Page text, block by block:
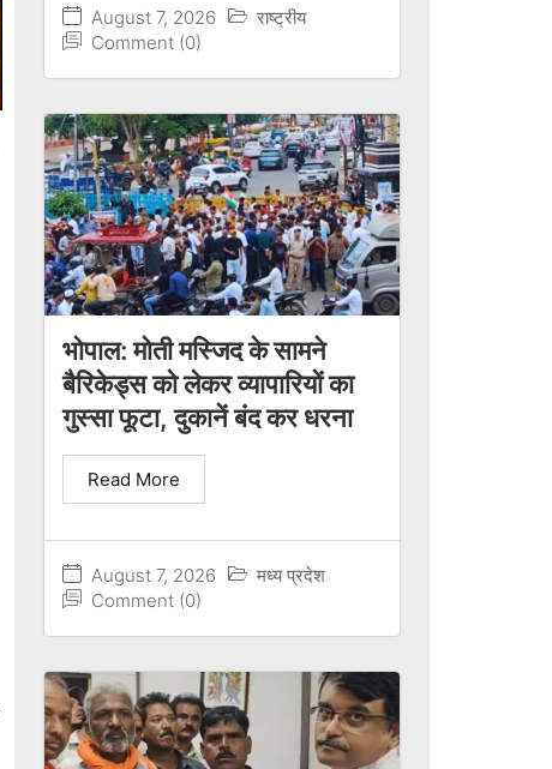
August 7, 2026
राष्ट्रीय
Comment (0)
भोपाल: मोती मस्जिद के सामने
बैरिकेड्स को लेकर व्यापारियों का
गुस्सा फूटा, दुकानें बंद कर धरना
August 7, 2026
मध्य प्रदेश
Comment (0)
Read More